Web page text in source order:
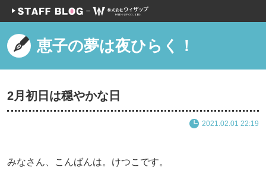
恵子の夢は夜ひらく！
2月初日は穏やかな日
2021.02.01 22:19
みなさん、こんばんは。けつこです。